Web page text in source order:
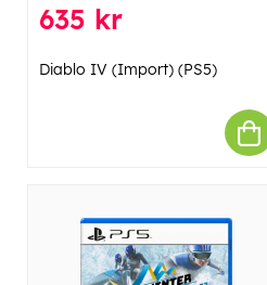
635 kr
Diablo IV (Import) (PS5)